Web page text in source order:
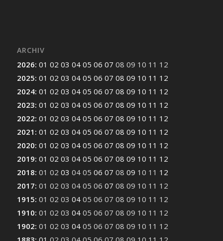
ARCHIV
2026: 01 02 03 04 05 06 07 08 09 10 11 12
2025: 01 02 03 04 05 06 07 08 09 10 11 12
2024: 01 02 03 04 05 06 07 08 09 10 11 12
2023: 01 02 03 04 05 06 07 08 09 10 11 12
2022: 01 02 03 04 05 06 07 08 09 10 11 12
2021 : 01 02 03 04 05 06 07 08 09 10 11 12
2020: 01 02 03 04 05 06 07 08 09 10 11 12
2019: 01 02 03 04 05 06 07 08 09 10 11 12
2018: 01 02 03 04 05 06 07 08 09 10 11 12
2017: 01 02 03 04 05 06 07 08 09 10 11 12
1915: 01 02 03 04 05 06 07 08 09 10 11 12
1910: 01 02 03 04 05 06 07 08 09 10 11 12
1902: 01 02 03 04 05 06 07 08 09 10 11 12